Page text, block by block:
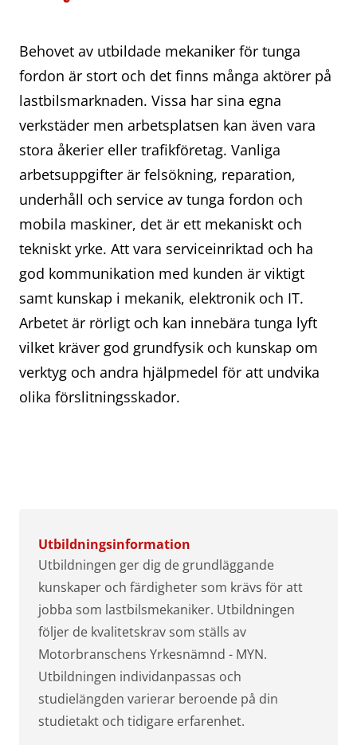
Behovet av utbildade mekaniker för tunga
fordon är stort och det finns många aktörer på
lastbilsmarknaden. Vissa har sina egna
verkstäder men arbetsplatsen kan även vara
stora åkerier eller trafikföretag. Vanliga
arbetsuppgifter är felsökning, reparation,
underhåll och service av tunga fordon och
mobila maskiner, det är ett mekaniskt och
tekniskt yrke. Att vara serviceinriktad och ha
god kommunikation med kunden är viktigt
samt kunskap i mekanik, elektronik och IT.
Arbetet är rörligt och kan innebära tunga lyft
vilket kräver god grundfysik och kunskap om
verktyg och andra hjälpmedel för att undvika
olika förslitningsskador.
Utbildningsinformation
Utbildningen ger dig de grundläggande
kunskaper och färdigheter som krävs för att
jobba som lastbilsmekaniker. Utbildningen
följer de kvalitetskrav som ställs av
Motorbranschens Yrkesnämnd - MYN.
Utbildningen individanpassas och
studielängden varierar beroende på din
studietakt och tidigare erfarenhet.